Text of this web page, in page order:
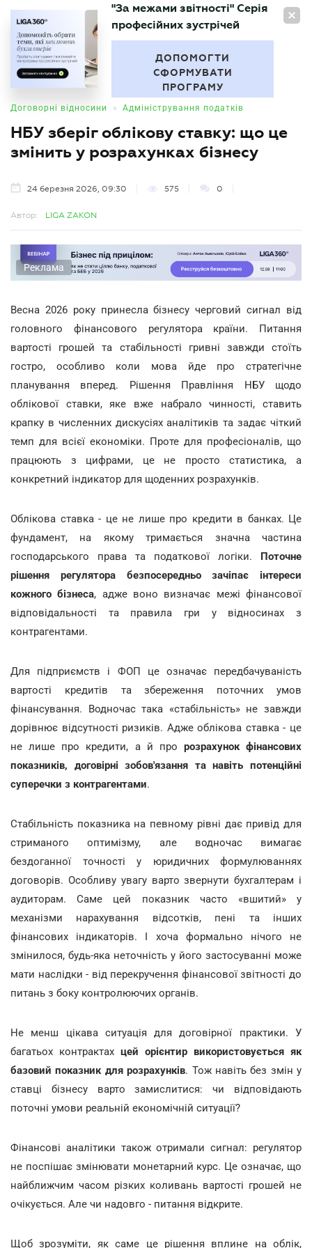
UA
БУХГАЛТЕР
"За межами звітності" Серія
професійних зустрічей
ДОПОМОГТИ
СФОРМУВАТИ
ПРОГРАМУ
Договорні відносини • Адміністрування податків
НБУ зберіг облікову ставку: що це
змінить у розрахунках бізнесу
24 березня 2026, 09:30 575 0
Автор: LIGA ZAKON
Реклама
Весна 2026 року принесла бізнесу черговий сигнал від
головного фінансового регулятора країни. Питання
вартості грошей та стабільності гривні завжди стоїть
гостро, особливо коли мова йде про стратегічне
планування вперед. Рішення Правління НБУ щодо
облікової ставки, яке вже набрало чинності, ставить
крапку в численних дискусіях аналітиків та задає чіткий
темп для всієї економіки. Проте для професіоналів, що
працюють з цифрами, це не просто статистика, а
конкретний індикатор для щоденних розрахунків.
Облікова ставка - це не лише про кредити в банках. Це
фундамент, на якому тримається значна частина
господарського права та податкової логіки. Поточне
рішення регулятора безпосередньо зачіпає інтереси
кожного бізнеса, адже воно визначає межі фінансової
відповідальності та правила гри у відносинах з
контрагентами.
Для підприємств і ФОП це означає передбачуваність
вартості кредитів та збереження поточних умов
фінансування. Водночас така «стабільність» не завжди
дорівнює відсутності ризиків. Адже облікова ставка - це
не лише про кредити, а й про розрахунок фінансових
показників, договірні зобов'язання та навіть потенційні
суперечки з контрагентами.
Стабільність показника на певному рівні дає привід для
стриманого оптимізму, але водночас вимагає
бездоганної точності у юридичних формулюваннях
договорів. Особливу увагу варто звернути бухгалтерам і
аудиторам. Саме цей показник часто «вшитий» у
механізми нарахування відсотків, пені та інших
фінансових індикаторів. І хоча формально нічого не
змінилося, будь-яка неточність у його застосуванні може
мати наслідки - від перекручення фінансової звітності до
питань з боку контролюючих органів.
Не менш цікава ситуація для договірної практики. У
багатьох контрактах цей орієнтир використовується як
базовий показник для розрахунків. Тож навіть без змін у
ставці бізнесу варто замислитися: чи відповідають
поточні умови реальній економічній ситуації?
Фінансові аналітики також отримали сигнал: регулятор
не поспішає змінювати монетарний курс. Це означає, що
найближчим часом різких коливань вартості грошей не
очікується. Але чи надовго - питання відкрите.
Щоб зрозуміти, як саме це рішення вплине на облік,